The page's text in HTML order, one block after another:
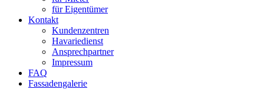
für Eigentümer
Kontakt
Kundenzentren
Havariedienst
Ansprechpartner
Impressum
FAQ
Fassadengalerie